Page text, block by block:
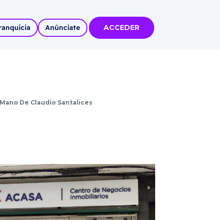
invertir
MÁS
con
tu Marca
Anúnciate ACCEDER
De Claudio Santalices